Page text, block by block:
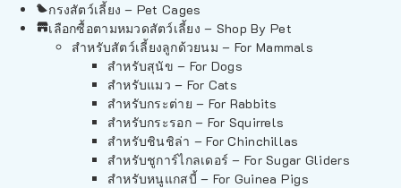
กรงสัตว์เลี้ยง – Pet Cages
เลือกซื้อตามหมวดสัตว์เลี้ยง – Shop By Pet
สำหรับสัตว์เลี้ยงลูกด้วยนม – For Mammals
สำหรับสุนัข – For Dogs
สำหรับแมว – For Cats
สำหรับกระต่าย – For Rabbits
สำหรับกระรอก – For Squirrels
สำหรับชินชิล่า – For Chinchillas
สำหรับชูการ์ไกลเดอร์ – For Sugar Gliders
สำหรับหนูแกสบี้ – For Guinea Pigs